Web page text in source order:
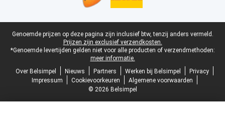
Juridische voettekst
Genoemde prijzen op deze pagina zijn inclusief btw, tenzij anders vermeld.
Prijzen zijn exclusief verzendkosten.
*Genoemde levertijden gelden niet voor alle producten of verzendmethoden:
meer informatie.
Over Belsimpel
Nieuws Partners Werken bij Belsimpel
Privacy
Impressum
Cookievoorkeuren
Algemene voorwaarden
© 2026 Belsimpel